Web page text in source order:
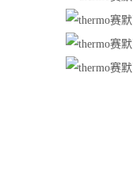
超净工作台
电化学仪器